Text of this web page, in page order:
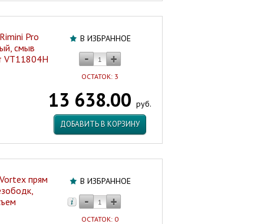
В ИЗБРАННОЕ
ОСТАТОК: 3
13 638.00 руб.
ДОБАВИТЬ В КОРЗИНУ
Pro
смыв
VT11804H
В ИЗБРАННОЕ
ОСТАТОК: 0
прям